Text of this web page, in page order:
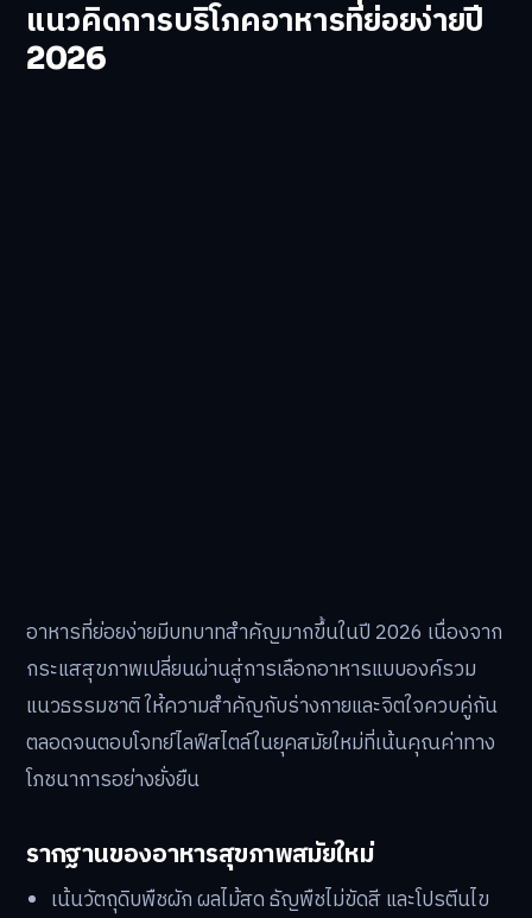
แนวคิดการบริโภคอาหารที่ย่อยง่ายปี
2026
อาหารที่ย่อยง่ายมีบทบาทสำคัญมากขึ้นในปี 2026 เนื่องจาก
กระแสสุขภาพเปลี่ยนผ่านสู่การเลือกอาหารแบบองค์รวม
แนวธรรมชาติ ให้ความสำคัญกับร่างกายและจิตใจควบคู่กัน
ตลอดจนตอบโจทย์ไลฟ์สไตล์ในยุคสมัยใหม่ที่เน้นคุณค่าทาง
โภชนาการอย่างยั่งยืน
รากฐานของอาหารสุขภาพสมัยใหม่
เน้นวัตถุดิบพืชผัก ผลไม้สด ธัญพืชไม่ขัดสี และโปรตีนไข